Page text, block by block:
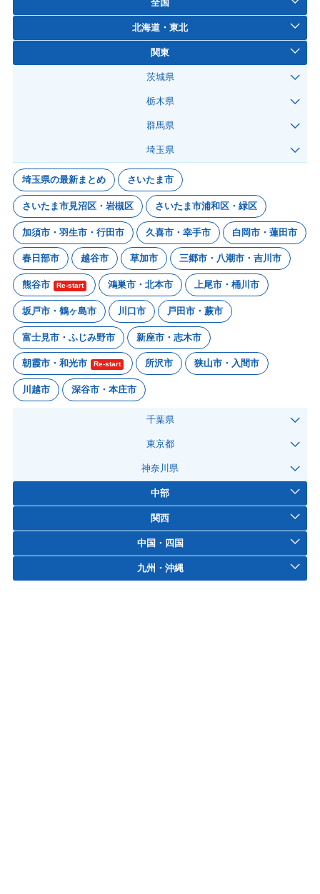
全国
北海道・東北
関東
茨城県
栃木県
群馬県
埼玉県
埼玉県の最新まとめ さいたま市
さいたま市見沼区・岩槻区 さいたま市浦和区・緑区
加須市・羽生市・行田市 久喜市・幸手市 白岡市・蓮田市
春日部市 越谷市 草加市 三郷市・八潮市・吉川市
熊谷市 Re-start 鴻巣市・北本市 上尾市・桶川市
坂戸市・鶴ヶ島市 川口市 戸田市・蕨市
富士見市・ふじみ野市 新座市・志木市
朝霞市・和光市 Re-start 所沢市 狭山市・入間市
川越市 深谷市・本庄市
千葉県
東京都
神奈川県
中部
関西
中国・四国
九州・沖縄